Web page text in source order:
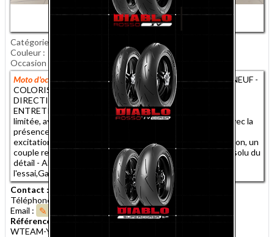
Catégorie kilometrage
Couleur
Options
Aucune
Occasion
Première main
Moto d'occasion :TRIUMPH ROCKET 3 R - STORM ETAT NEUF -
COLORIS SAPPHIRE BLACK / GRANITE - MOTO DE
DIRECTION - GARANTIE 2 ANS CONSTRUCTEUR -
ENTRETIEN A JOUR AMR VITTEL - Raffinée, mais jamais
limitée, avec une maniabilité et une agilité qui tranchent avec la
présence intimidante du moteur de 2 458 cm3 pour une
excitation maximale. Une accélération explosive à disposition, un
couple record dans une silhouette musclée et un souci absolu du
détail - AMR.2993.6317.1192.102. ,1ère main,Disponible à
l'essai,Garantie 24 mois
Contact :
Téléphone : 03 29 08 45 32
Email :
Envoyer un message
Référence de l'annonce :
WTEAM-Y-2273537